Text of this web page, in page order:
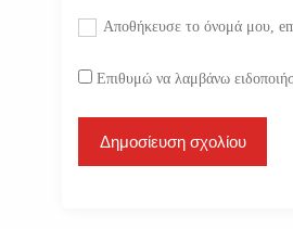
Αποθήκευσε το όνομά μου,
Επιθυμώ να λαμβάνω